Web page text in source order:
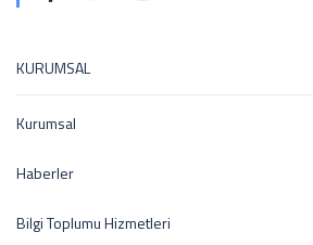
KURUMSAL
Kurumsal
Haberler
Bilgi Toplumu Hizmetleri